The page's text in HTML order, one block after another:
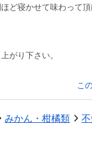
ど寝かせて味わって頂
がり下さい。
こ
みかん・柑橘類